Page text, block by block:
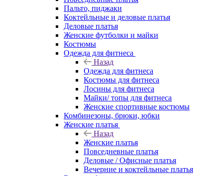
Пальто, пиджаки
Коктейльные и деловые платья
Деловые платья
Женские футболки и майки
Костюмы
Одежда для фитнеса
Назад
Одежда для фитнеса
Костюмы для фитнеса
Лосины для фитнеса
Майки/ топы для фитнеса
Женские спортивные костюмы
Комбинезоны, брюки, юбки
Женские платья
Назад
Женские платья
Повседневные платья
Деловые / Офисные платья
Вечерние и коктейльные платья